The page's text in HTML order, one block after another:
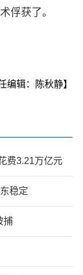
俘获了。
编辑：陈秋静】
费3.21万亿元
稳定
捕